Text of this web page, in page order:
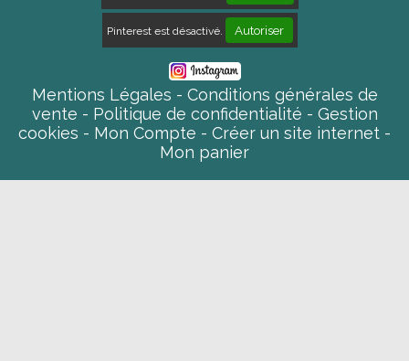
Pinterest est désactivé. Autoriser
Mentions Légales
Conditions générales de
vente
Politique de confidentialité
Gestion
cookies
Mon Compte
Créer un site internet
Mon panier